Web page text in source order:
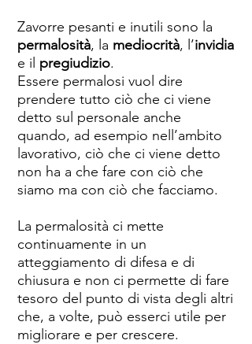
Zavorre pesanti e inutili sono la
permalosità, la mediocrità, l’invidia
e il pregiudizio.
Essere permalosi vuol dire
prendere tutto ciò che ci viene
detto sul personale anche
quando, ad esempio nell’ambito
lavorativo, ciò che ci viene detto
non ha a che fare con ciò che
siamo ma con ciò che facciamo.
La permalosità ci mette
continuamente in un
atteggiamento di difesa e di
chiusura e non ci permette di fare
tesoro del punto di vista degli altri
che, a volte, può esserci utile per
migliorare e per crescere.